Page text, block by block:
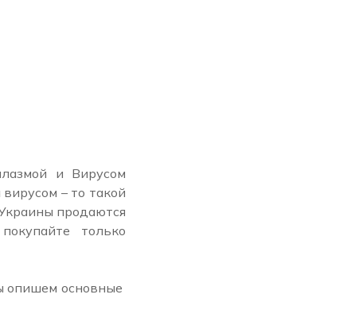
и Вирусом
– то такой
продаются
только
опишем основные